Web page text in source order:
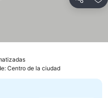
Compartir
Centro de la ciudad